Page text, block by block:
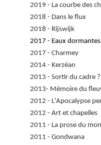
2019 - La courbe des
2018 - Dans le flux
2018 - Rijswijk
2017 - Eaux dormantes
2017 - Charmey
2014 - Kerzéan
2013 - Sortir du cadre ?
2013- Mémoire du
2012 - L'Apocalypse
2012 - Art et chapelles
2011 - La prose du
2011 - Gondwana